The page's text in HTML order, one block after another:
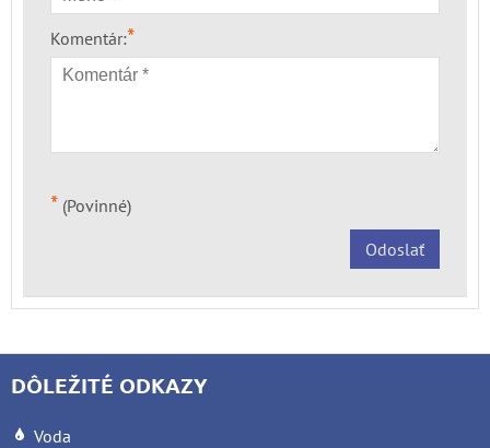
Komentár:*
* (Povinné)
Odoslať
DÔLEŽITÉ ODKAZY
Voda